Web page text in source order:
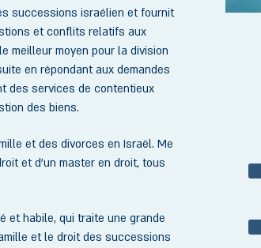
successions israélien et fournit
et conflits relatifs aux
meilleur moyen pour la division
en répondant aux demandes
des services de contentieux
des biens.
et des divorces en Israël. Me
et d’un master en droit, tous
et habile, qui traite une grande
et le droit des successions